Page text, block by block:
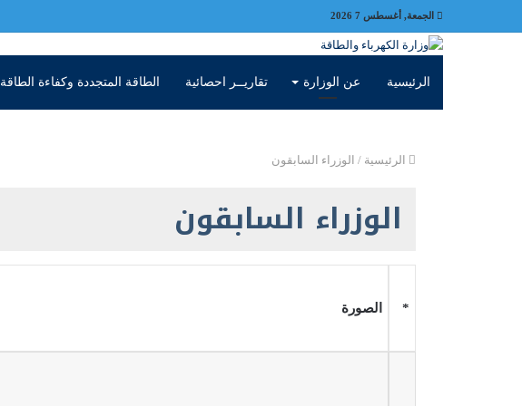
الجمعة, أغسطس 7 2026
الرئيسية عن الوزارة تقاريــر احصائية الطاقة المتجددة وكفاءة الطاقة
الرئيسية / الوزراء السابقون
الوزراء السابقون
* الصورة